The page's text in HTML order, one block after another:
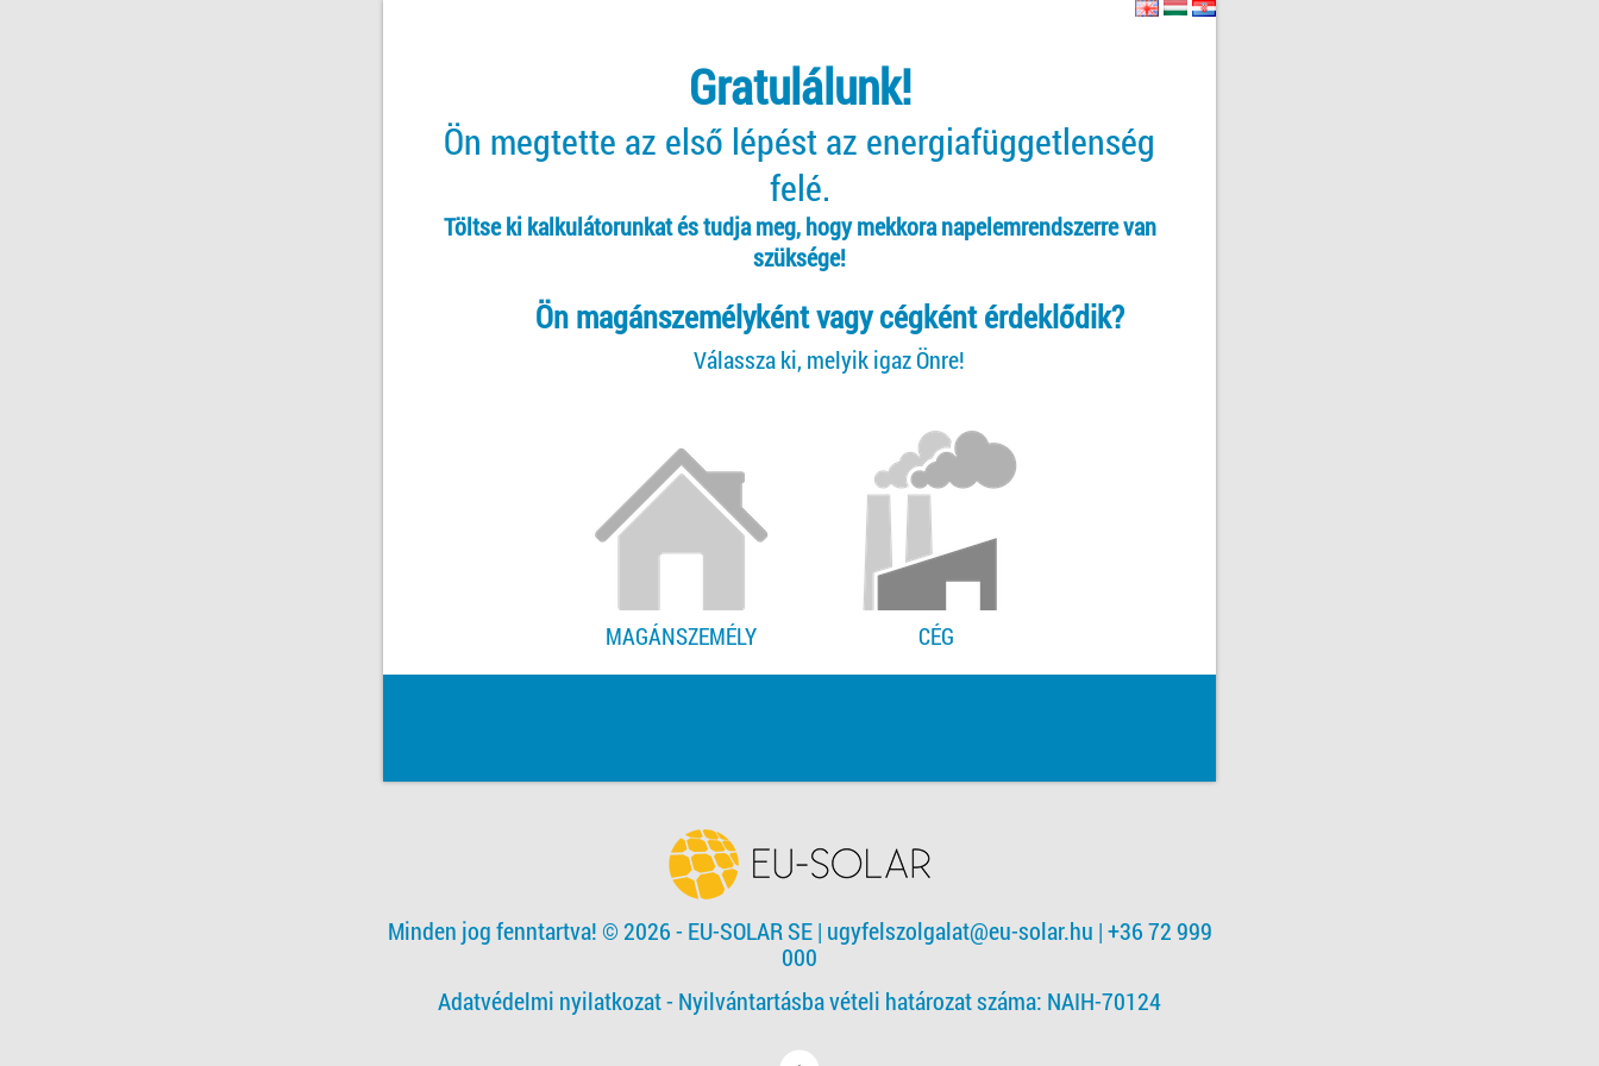
Gratulálunk!
Ön megtette az első lépést az energiafüggetlenség
felé.
Töltse ki kalkulátorunkat és tudja meg, hogy mekkora napelemrendszerre van
szüksége!
Ön magánszemélyként vagy cégként érdeklődik?
Válassza ki, melyik igaz Önre!
MAGÁNSZEMÉLY CÉG
Minden jog fenntartva! © 2026 - EU-SOLAR SE| ugyfelszolgalat@eu-solar.hu | +36 72 999
000
Adatvédelmi nyilatkozat - Nyilvántartásba vételi határozat száma: NAIH-70124